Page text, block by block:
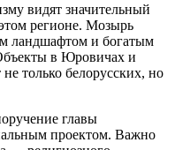
видят значительный
регионе. Мозырь
ландшафтом и богатым
в Юровичах и
только белорусских, но
главы
проектом. Важно